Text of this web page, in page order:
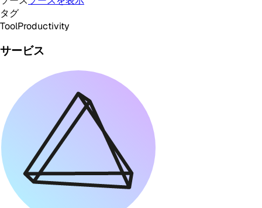
タグ
ToolProductivity
サービス